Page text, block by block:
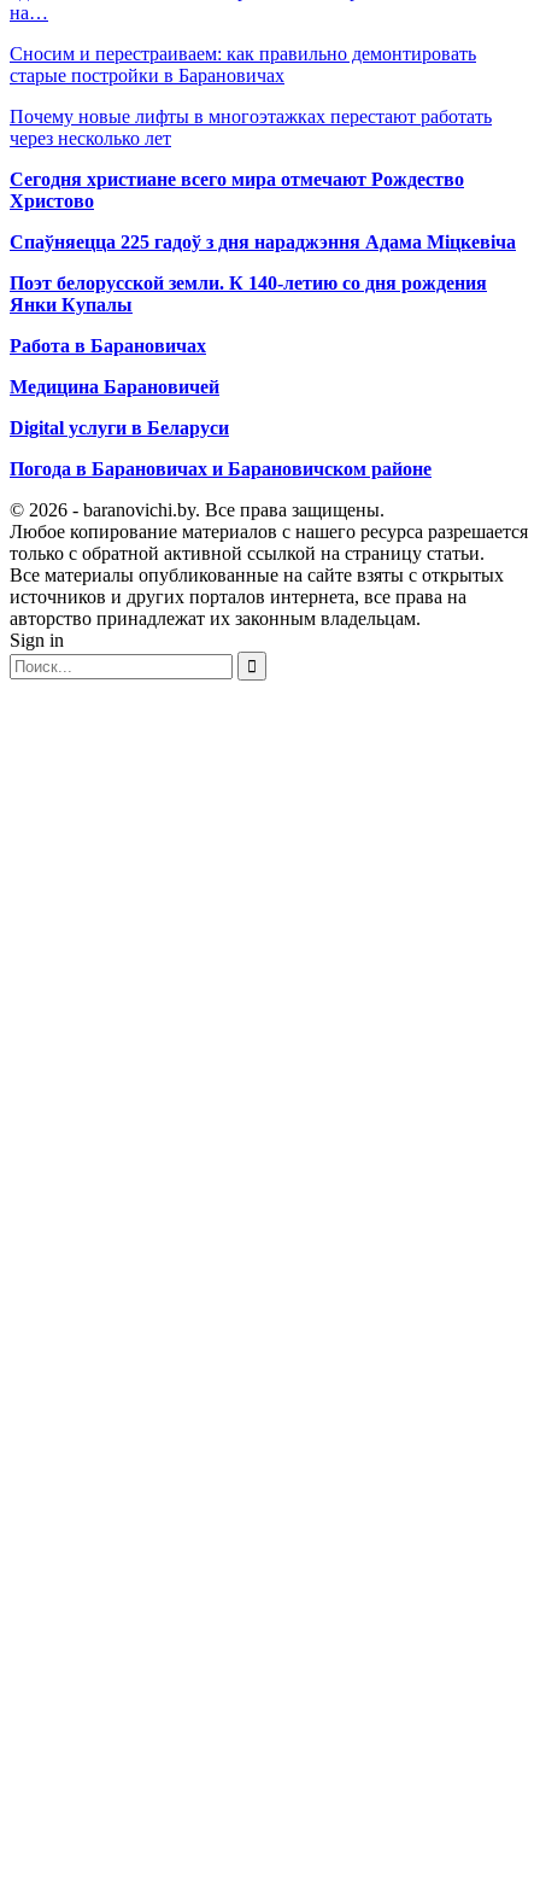
на…
Сносим и перестраиваем: как правильно демонтировать
старые постройки в Барановичах
Почему новые лифты в многоэтажках перестают работать
через несколько лет
Сегодня христиане всего мира отмечают Рождество
Христово
Спаўняецца 225 гадоў з дня нараджэння Адама Міцкевіча
Поэт белорусской земли. К 140-летию со дня рождения
Янки Купалы
Работа в Барановичах
Медицина Барановичей
Digital услуги в Беларуси
Погода в Барановичах и Барановичском районе
© 2026 - baranovichi.by. Все права защищены.
Любое копирование материалов с нашего ресурса разрешается
только с обратной активной ссылкой на страницу статьи.
Все материалы опубликованные на сайте взяты с открытых
источников и других порталов интернета, все права на
авторство принадлежат их законным владельцам.
Sign in